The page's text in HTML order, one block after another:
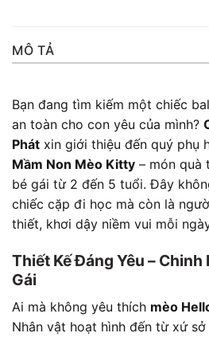
MÔ TẢ
Bạn đang tìm kiếm một chiếc
an toàn cho con yêu của mình?
Phát xin giới thiệu đến quý phụ
Mầm Non Mèo Kitty – món quà
bé gái từ 2 đến 5 tuổi. Đây
chiếc cặp đi học mà còn là
thiết, khơi dậy niềm vui mỗi
Thiết Kế Đáng Yêu – Chinh
Gái
Ai mà không yêu thích mèo
Nhân vật hoạt hình đến từ xứ